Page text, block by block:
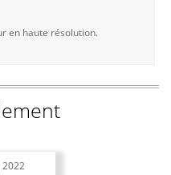
en haute résolution.
2022